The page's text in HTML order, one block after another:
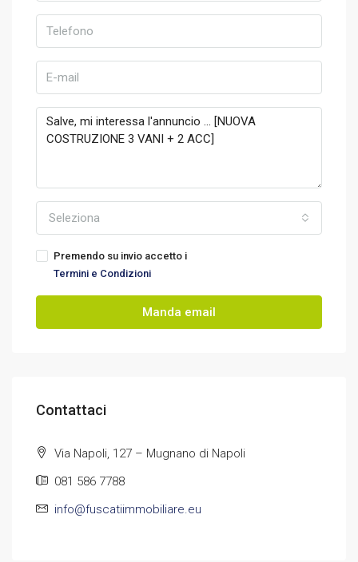
Seleziona
Premendo su invio accetto i
Termini e Condizioni
Manda email
Contattaci
Via Napoli, 127 – Mugnano di Napoli
081 586 7788
info@fuscatiimmobiliare.eu